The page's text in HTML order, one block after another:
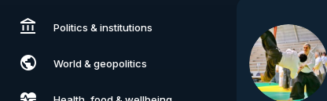
Politics & institutions
World & geopolitics